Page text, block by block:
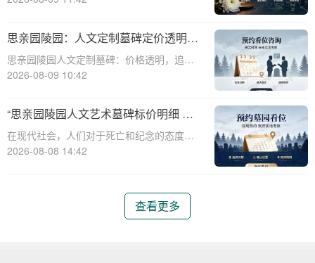
供商，致力于为家属提供高品质、个性化的
服务，其中包括定制人文墓碑和纪念空间免
费开放使用
思亲园陵园：人文定制墓碑定价透明，
购墓即享追思仪式与专属福利
思亲园陵园人文定制墓碑：价格透明，追思
仪式购墓即赠专属福利详解☎ 思亲园陵园电
规律。当亲人离去，我们心中留下的是无尽
的思念与缅怀。为了更好地纪念和
2026-08-09 10:42
“思亲园陵园人文艺术墓碑标价明细 感
恩季购墓专属补贴”
在现代社会，人们对于死亡和纪念的态度逐
渐变得更加人文和个性化。思亲园陵园作为
了一系列人文艺术墓碑，以满足不同家庭对
2026-08-08 14:42
查看更多